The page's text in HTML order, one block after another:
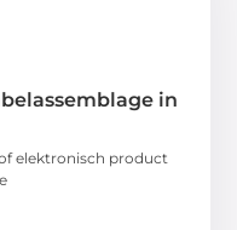
in
elektronisch product